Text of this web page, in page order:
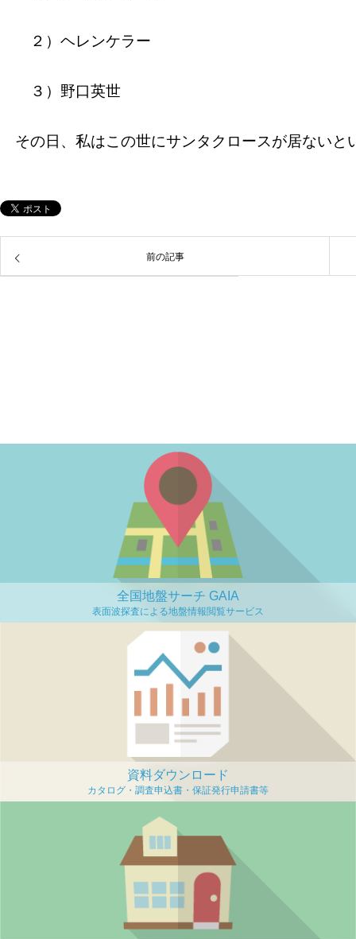
２）ヘレンケラー
３）野口英世
その日、私はこの世にサンタクロースが居ないと
前の記事
全国地盤サーチ GAIA
資料ダウンロード